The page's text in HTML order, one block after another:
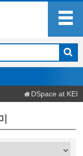
DSpace at KEI